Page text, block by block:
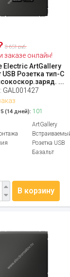
8 651 руб.
заказе онлайн!
Electric ArtGallery
USB Розетка тип-С
...
GAL001427
(14 дней): 101
ArtGallery
Розетка USB
Базальт
В корзину